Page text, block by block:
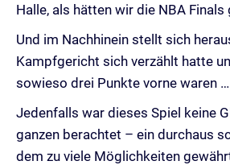
Halle, als hätten wir die NBA Finals
Und im Nachhinein stellt sich
Kampfgericht sich verzählt hatte
sowieso drei Punkte vorne waren …
Jedenfalls war dieses Spiel keine
ganzen berachtet – ein durchaus
dem zu viele Möglichkeiten